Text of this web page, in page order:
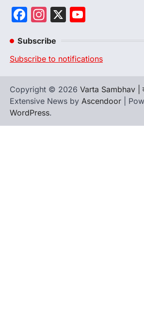
Facebook
Instagram
X
Subscribe
Subscribe to notifications
Copyright © 2026 Varta Sambhav |
Extensive News by Ascendoor |
WordPress.